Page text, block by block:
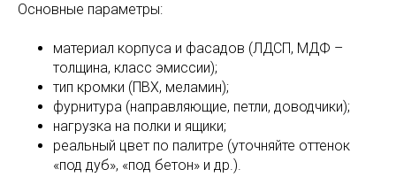
Основные параметры:
материал корпуса и фасадов (ЛДСП, МДФ –
толщина, класс эмиссии);
тип кромки (ПВХ, меламин);
фурнитура (направляющие, петли, доводчики);
нагрузка на полки и ящики;
реальный цвет по палитре (уточняйте оттенок
«под дуб», «под бетон» и др.).